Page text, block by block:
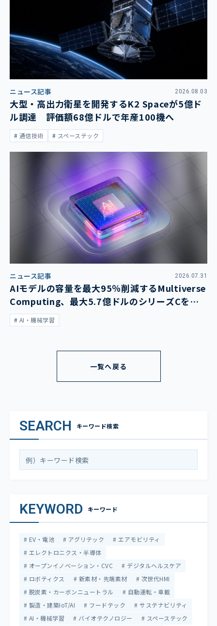
ニュース記事 2026.08.03
大型・高出力衛星を開発するK2 Spaceが5億ド
ル調達 評価額68億ドルで年産100機へ
通信技術 スペーステック
ニュース記事 2026.07.31
AIモデルの容量を最大95％削減するMultiverse
Computing、最大5.7億ドルのシリーズCを発
表AI・機械学習
一覧へ戻る
SEARCH キーワード検索
KEYWORD キーワード
EV・電池 アグリテック
エアモビリティ
エレクトロニクス・半導体
オープンイノベーション・CVC
デジタルヘルスケア
ロボティクス
新素材・先端素材
次世代HMI
脱炭素・カーボンニュートラル
自動運転・車載
製造・建築IoT/AI
フードテック
サステナビリティ
AI・機械学習
バイオテクノロジー
スペーステック